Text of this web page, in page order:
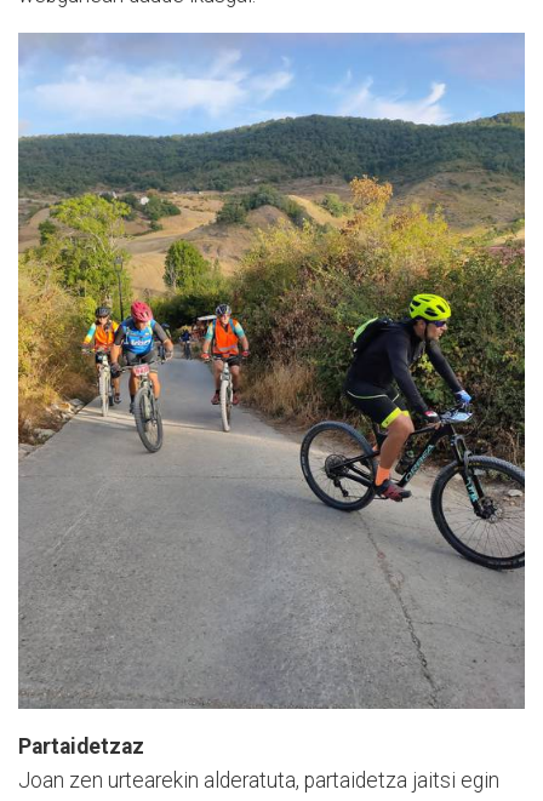
Partaidetzaz
Joan zen urtearekin alderatuta, partaidetza jaitsi egin